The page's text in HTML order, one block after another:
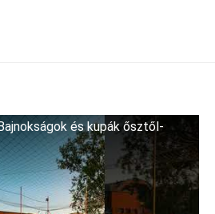
és kupák ősztől-